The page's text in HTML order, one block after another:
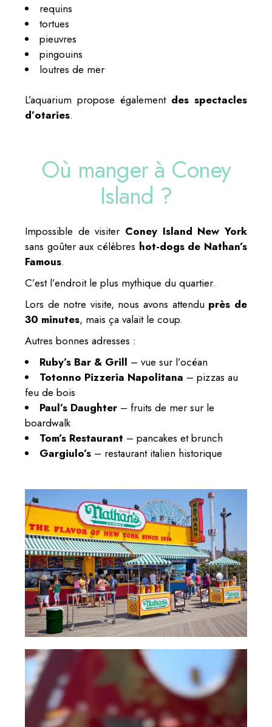
requins
tortues
pieuvres
pingouins
loutres de mer
L’aquarium propose également des spectacles
d’otaries.
Où manger à Coney
Island ?
Impossible de visiter Coney Island New York
sans goûter aux célèbres hot-dogs de Nathan’s
Famous.
C’est l’endroit le plus mythique du quartier.
Lors de notre visite, nous avons attendu près de
30 minutes, mais ça valait le coup.
Autres bonnes adresses :
Ruby’s Bar & Grill – vue sur l’océan
Totonno Pizzeria Napolitana – pizzas au
feu de bois
Paul’s Daughter – fruits de mer sur le
boardwalk
Tom’s Restaurant – pancakes et brunch
Gargiulo’s – restaurant italien historique